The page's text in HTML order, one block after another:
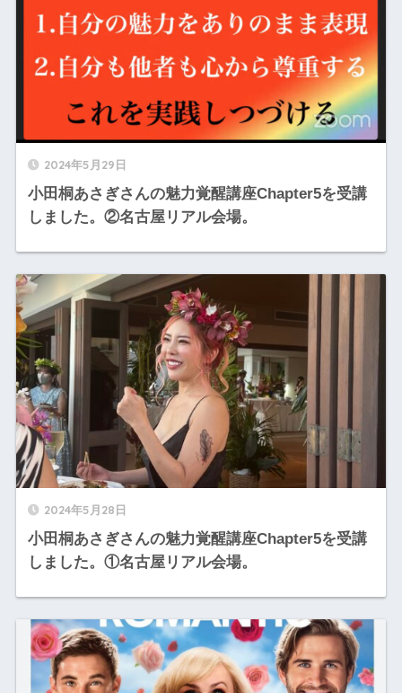
2024年5月29日
小田桐あさぎさんの魅力覚醒講座Chapter5を受講
しました。②名古屋リアル会場。
2024年5月28日
小田桐あさぎさんの魅力覚醒講座Chapter5を受講
しました。①名古屋リアル会場。